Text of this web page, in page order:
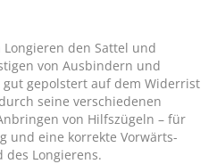
den Sattel und
von Ausbindern und
gut gepolstert auf dem Widerrist
seine verschiedenen
von Hilfszügeln – für
und eine korrekte Vorwärts-
des Longierens.